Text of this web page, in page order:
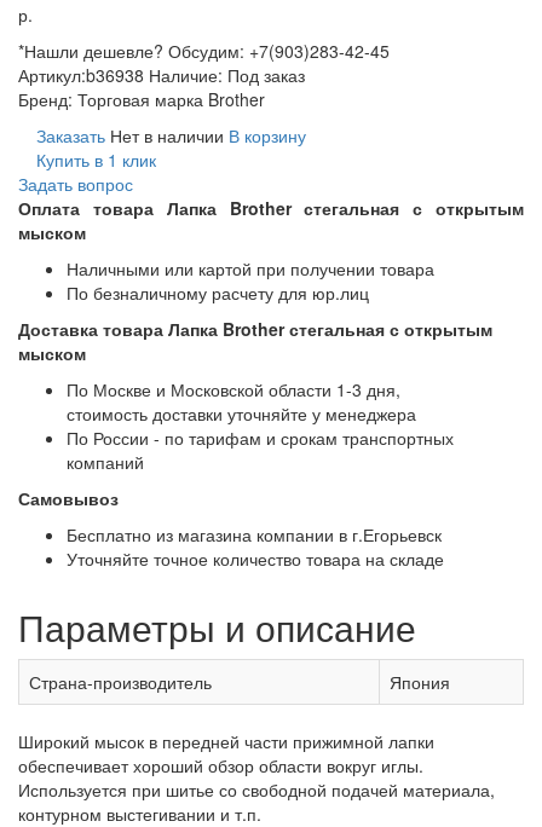
р.
*Нашли дешевле? Обсудим: +7(903)283-42-45
Артикул:b36938 Наличие: Под заказ
Бренд: Торговая марка Brother
Заказать Нет в наличии В корзину
Купить в 1 клик
Задать вопрос
Оплата товара Лапка Brother стегальная с открытым
мыском
Наличными или картой при получении товара
По безналичному расчету для юр.лиц
Доставка товара Лапка Brother стегальная с открытым
мыском
По Москве и Московской области 1-3 дня,
стоимость доставки уточняйте у менеджера
По России - по тарифам и срокам транспортных
компаний
Самовывоз
Бесплатно из магазина компании в г.Егорьевск
Уточняйте точное количество товара на складе
Параметры и описание
Страна-производитель Япония
Широкий мысок в передней части прижимной лапки
обеспечивает хороший обзор области вокруг иглы.
Используется при шитье со свободной подачей материала,
контурном выстегивании и т.п.